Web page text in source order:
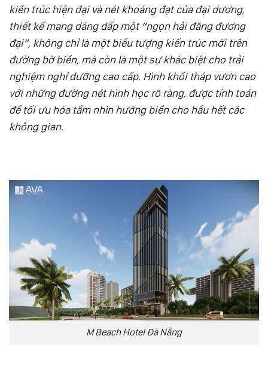
kiến trúc hiện đại và nét khoáng đạt của đại dương,
thiết kế mang dáng dấp một “ngọn hải đăng đương
đại”, không chỉ là một biểu tượng kiến trúc mới trên
đường bờ biển, mà còn là một sự khác biệt cho trải
nghiệm nghỉ dưỡng cao cấp. Hình khối tháp vươn cao
với những đường nét hình học rõ ràng, được tính toán
để tối ưu hóa tầm nhìn hướng biển cho hầu hết các
không gian.
M Beach Hotel Đà Nẵng